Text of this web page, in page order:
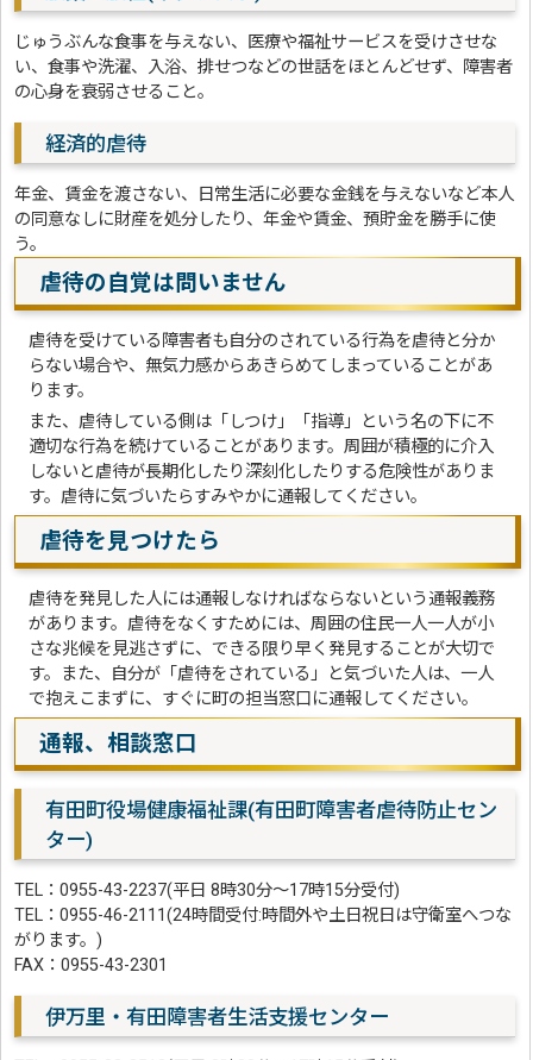
じゅうぶんな食事を与えない、医療や福祉サービスを受けさせな
い、食事や洗濯、入浴、排せつなどの世話をほとんどせず、障害者
の心身を衰弱させること。
経済的虐待
年金、賃金を渡さない、日常生活に必要な金銭を与えないなど本人
の同意なしに財産を処分したり、年金や賃金、預貯金を勝手に使
う。
虐待の自覚は問いません
虐待を受けている障害者も自分のされている行為を虐待と分か
らない場合や、無気力感からあきらめてしまっていることがあ
ります。
また、虐待している側は「しつけ」「指導」という名の下に不
適切な行為を続けていることがあります。周囲が積極的に介入
しないと虐待が長期化したり深刻化したりする危険性がありま
す。虐待に気づいたらすみやかに通報してください。
虐待を見つけたら
虐待を発見した人には通報しなければならないという通報義務
があります。虐待をなくすためには、周囲の住民一人一人が小
さな兆候を見逃さずに、できる限り早く発見することが大切で
す。また、自分が「虐待をされている」と気づいた人は、一人
で抱えこまずに、すぐに町の担当窓口に通報してください。
通報、相談窓口
有田町役場健康福祉課(有田町障害者虐待防止セン
ター)
TEL：0955-43-2237(平日 8時30分～17時15分受付)
TEL：0955-46-2111(24時間受付:時間外や土日祝日は守衛室へつな
がります。)
FAX：0955-43-2301
伊万里・有田障害者生活支援センター